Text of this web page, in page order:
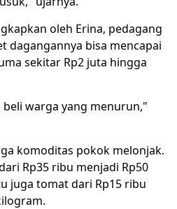
oleh Erina, pedagang
dagangannya bisa mencapai
sekitar Rp2 juta hingga
beli warga yang menurun,"
komoditas pokok melonjak.
Rp35 ribu menjadi Rp50
juga tomat dari Rp15 ribu